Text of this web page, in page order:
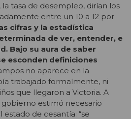
la tasa de desempleo, dirían los
entre un 10 a 12 por
cifras y la estadística
de ver, entender, e
Bajo su aura de saber
esconden definiciones
no aparece en la
trabajado formalmente, ni
que llegaron a Victoria. A
gobierno estimó necesario
de cesantía: “se